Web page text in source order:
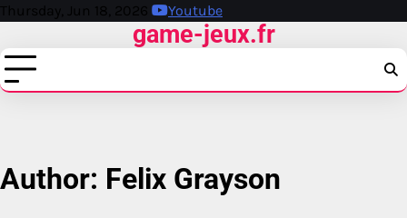
Skip
content
Thursday, Jun 18, 2026 Youtube
game-jeux.fr
Author: Felix Grayson